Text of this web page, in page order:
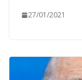
27/01/2021